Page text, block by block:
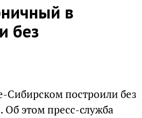
в
без
Сибирском построили без
Об этом пресс-служба